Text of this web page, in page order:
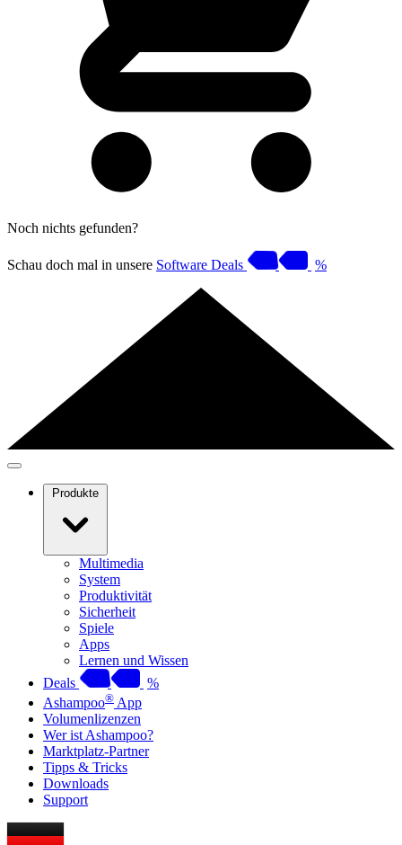
Noch nichts gefunden?
Schau doch mal in unsere Software Deals %
Produkte
Multimedia
System
Produktivität
Sicherheit
Spiele
Apps
Lernen und Wissen
Deals
%
Ashampoo® App
Volumenlizenzen
Wer ist Ashampoo?
Marktplatz-Partner
Tipps & Tricks
Downloads
Support